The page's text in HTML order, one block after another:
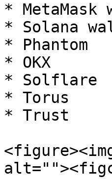
* MetaMask
* Solana
* Phantom
* OKX
* Solflare
* Torus
* Trust